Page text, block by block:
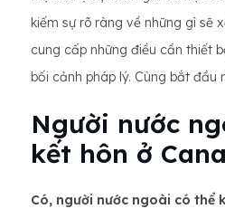
kiếm sự rõ ràng về những gì sẽ
cung cấp những điều cần thiết
bối cảnh pháp lý. Cùng bắt đầu
Người nước
kết hôn ở
Có, người nước ngoài có thể